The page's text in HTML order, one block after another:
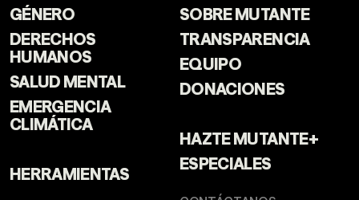
GÉNERO
DERECHOS
HUMANOS
SALUD MENTAL
EMERGENCIA
CLIMÁTICA
HERRAMIENTAS
SOBRE MUTANTE
TRANSPARENCIA
EQUIPO
DONACIONES
HAZTE MUTANTE+
ESPECIALES